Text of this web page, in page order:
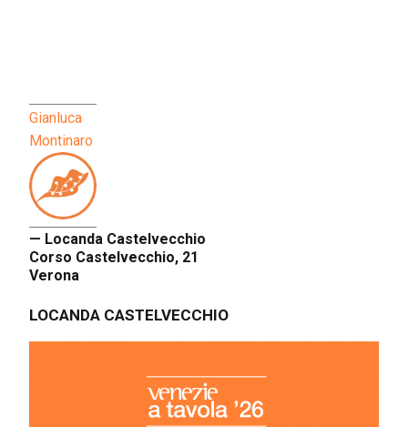
Gianluca
Montinaro
— Locanda Castelvecchio
Corso Castelvecchio, 21
Verona
LOCANDA CASTELVECCHIO